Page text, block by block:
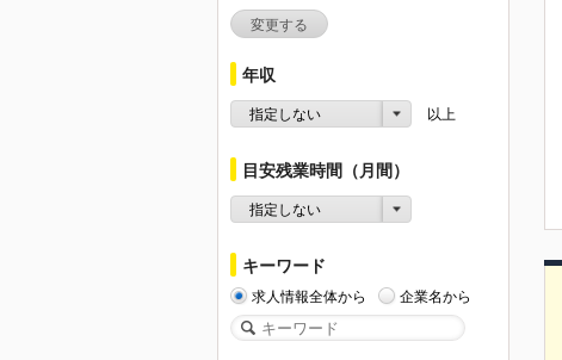
変更する
年収
指定しない 以上
目安残業時間（月間）
指定しない
キーワード
求人情報全体から 企業名から